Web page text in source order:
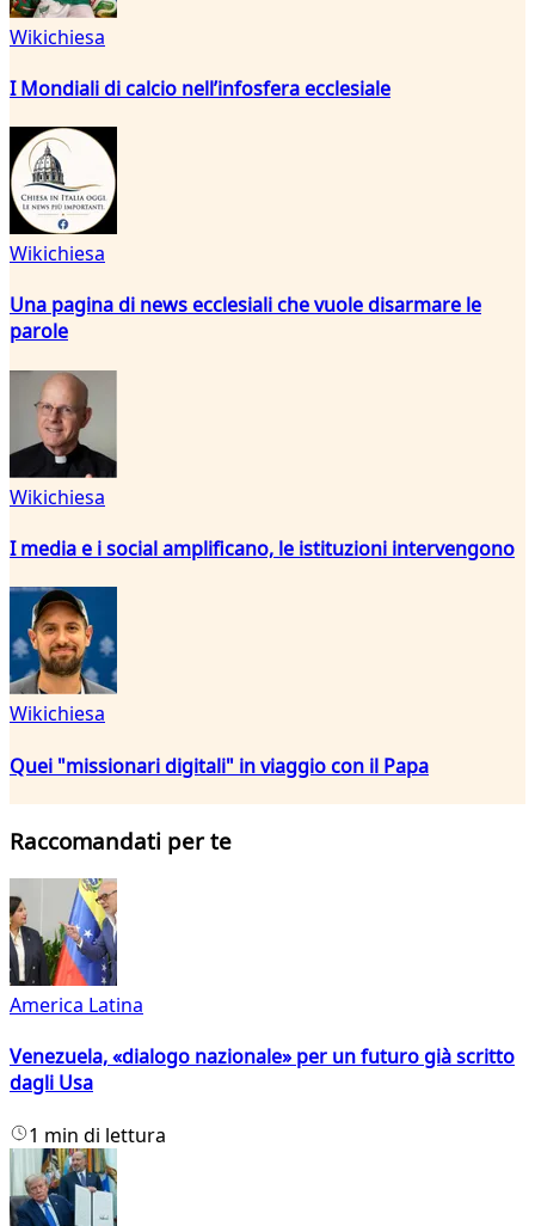
Wikichiesa
I Mondiali di calcio nell’infosfera ecclesiale
Wikichiesa
Una pagina di news ecclesiali che vuole disarmare le
parole
Wikichiesa
I media e i social amplificano, le istituzioni intervengono
Wikichiesa
Quei "missionari digitali" in viaggio con il Papa
Raccomandati per te
America Latina
Venezuela, «dialogo nazionale» per un futuro già scritto
dagli Usa
1 min di lettura